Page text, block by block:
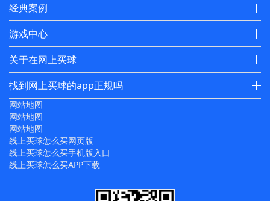
经典案例
游戏中心
关于在网上买球
找到网上买球的app正规吗
网站地图
网站地图
网站地图
线上买球怎么买网页版
线上买球怎么买手机版入口
线上买球怎么买APP下载